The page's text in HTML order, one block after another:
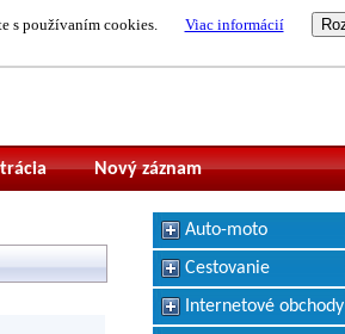
s používaním cookies. Viac informácií
Nový záznam
Auto-moto
Cestovanie
Internetové obchody